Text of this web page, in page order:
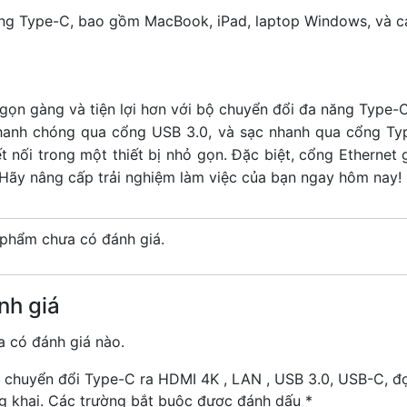
Type-C, bao gồm MacBook, iPad, laptop Windows, và
gàng và tiện lợi hơn với bộ chuyển đổi đa năng Type-
chóng qua cổng USB 3.0, và sạc nhanh qua cổng
nối trong một thiết bị nhỏ gọn. Đặc biệt, cổng
nâng cấp trải nghiệm làm việc của bạn ngay hôm nay!
chưa có đánh giá.
giá
có đánh giá nào.
đổi Type-C ra HDMI 4K , LAN , USB 3.0, USB-C,
khai. Các trường bắt buộc được đánh dấu *